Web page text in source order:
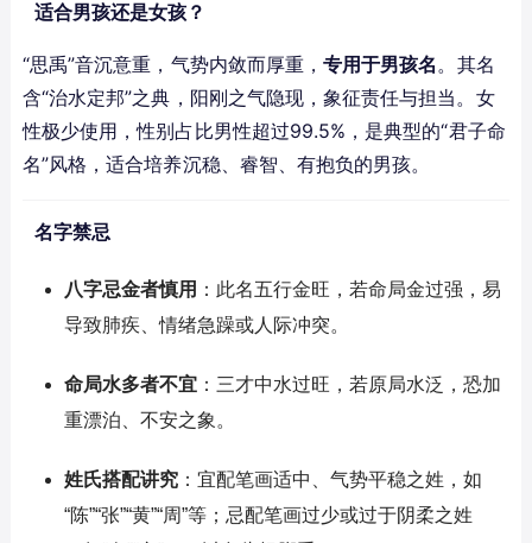
适合男孩还是女孩？
“思禹”音沉意重，气势内敛而厚重，专用于男孩名 。其名
含“治水定邦”之典，阳刚之气隐现，象征责任与担当。女
性极少使用，性别占比男性超过99.5%，是典型的“君子命
名”风格，适合培养沉稳、睿智、有抱负的男孩。
名字禁忌
八字忌金者慎用 ：此名五行金旺，若命局金过强，易
导致肺疾、情绪急躁或人际冲突。
命局水多者不宜：三才中水过旺，若原局水泛，恐加
重漂泊、不安之象。
姓氏搭配讲究：宜配笔画适中、气势平稳之姓，如
“陈”“张”“黄”“周”等；忌配笔画过少或过于阴柔之姓